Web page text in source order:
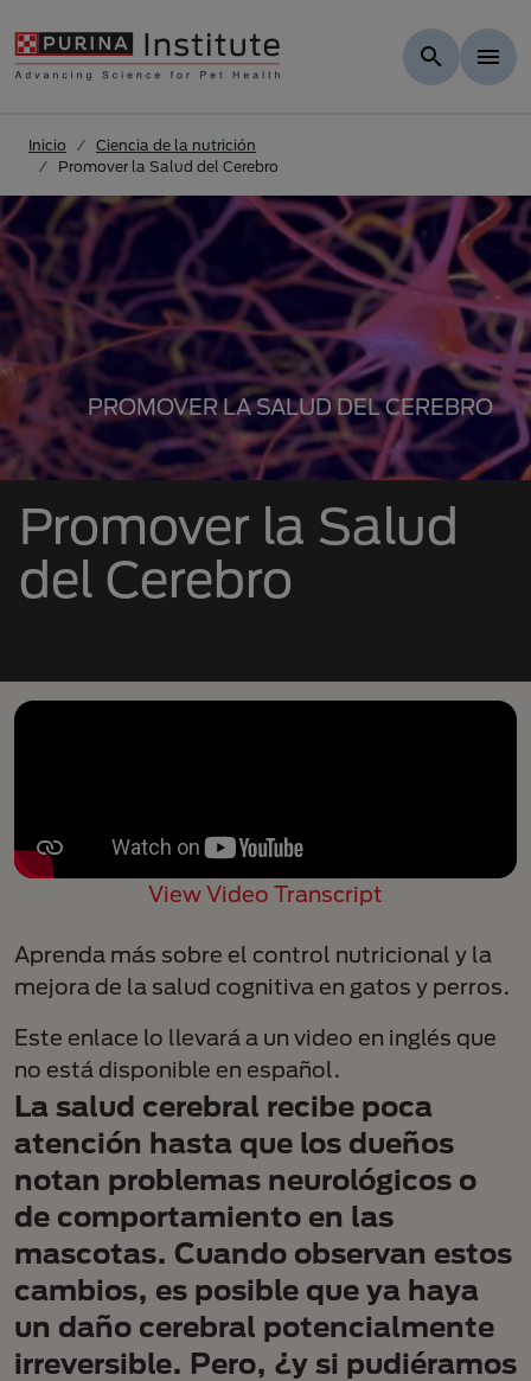
Inicio
Ciencia de la nutrición
Promover la Salud del Cerebro
PROMOVER LA SALUD DEL CEREBRO
Promover la Salud
del Cerebro
View Video Transcript
Aprenda más sobre el control nutricional y la
mejora de la salud cognitiva en gatos y perros.
Este enlace lo llevará a un video en inglés que
no está disponible en español.
La salud cerebral recibe poca
atención hasta que los dueños
notan problemas neurológicos o
de comportamiento en las
mascotas. Cuando observan estos
cambios, es posible que ya haya
un daño cerebral potencialmente
irreversible. Pero, ¿y si pudiéramos